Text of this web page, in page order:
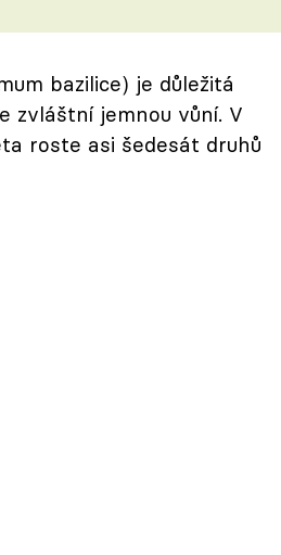
bazilice) je důležitá
zvláštní jemnou vůní. V
roste asi šedesát druhů